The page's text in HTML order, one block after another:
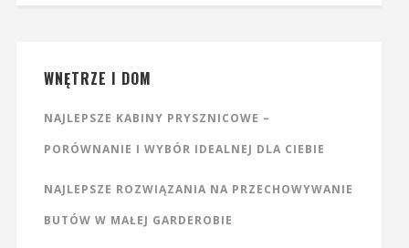
WNĘTRZE I DOM
NAJLEPSZE KABINY PRYSZNICOWE –
PORÓWNANIE I WYBÓR IDEALNEJ DLA CIEBIE
NAJLEPSZE ROZWIĄZANIA NA PRZECHOWYWANIE
BUTÓW W MAŁEJ GARDEROBIE